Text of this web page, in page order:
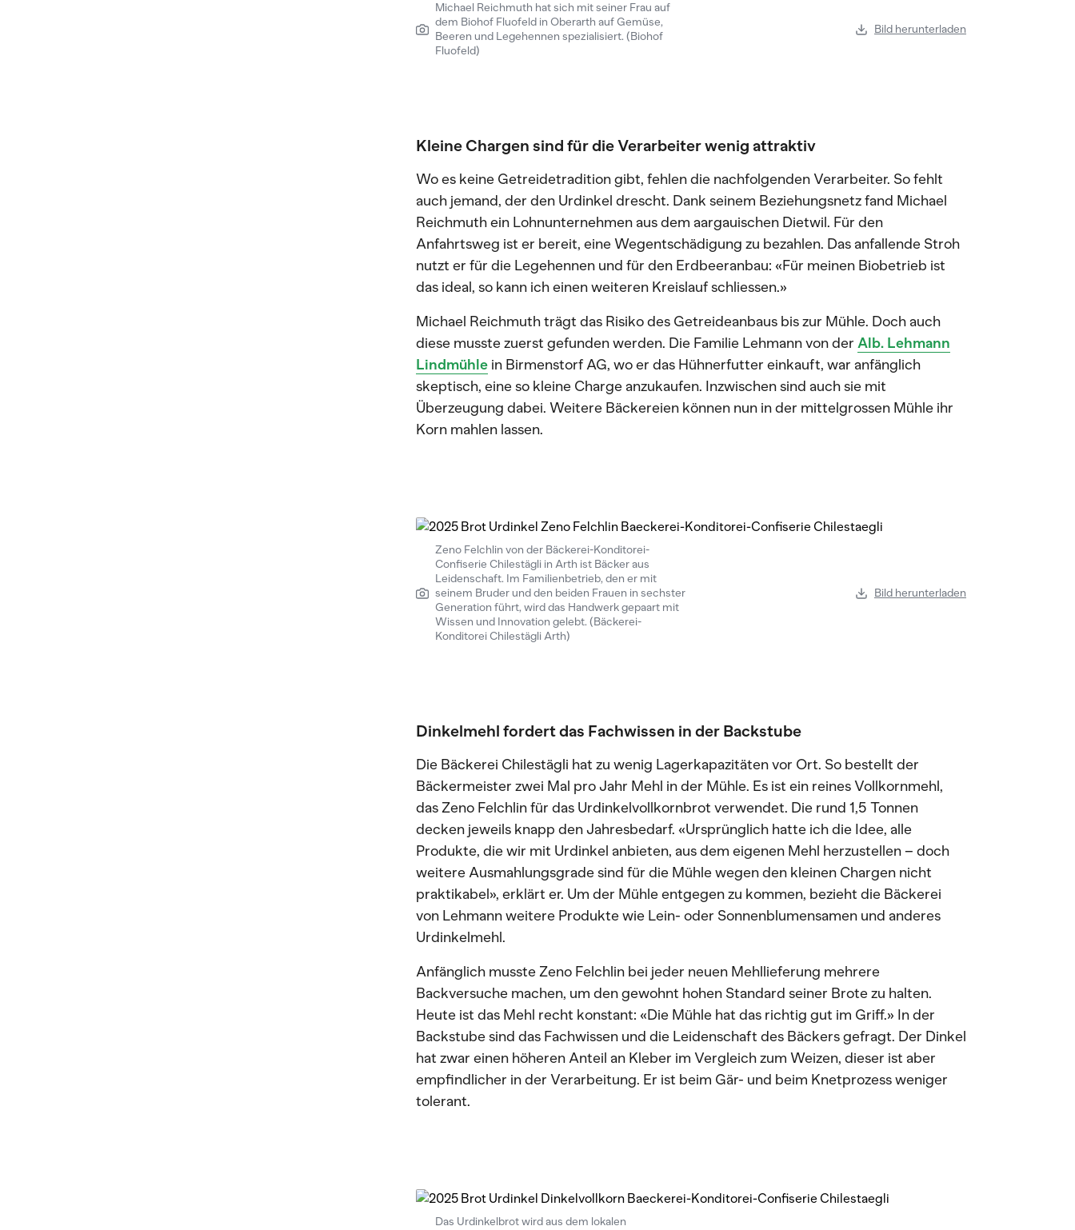
Michael Reichmuth hat sich mit seiner Frau auf
dem Biohof Fluofeld in Oberarth auf Gemüse,
Beeren und Legehennen spezialisiert. (Biohof
Fluofeld)
Bild herunterladen
Kleine Chargen sind für die Verarbeiter wenig attraktiv
Wo es keine Getreidetradition gibt, fehlen die nachfolgenden Verarbeiter. So fehlt
auch jemand, der den Urdinkel drescht. Dank seinem Beziehungsnetz fand Michael
Reichmuth ein Lohnunternehmen aus dem aargauischen Dietwil. Für den
Anfahrtsweg ist er bereit, eine Wegentschädigung zu bezahlen. Das anfallende Stroh
nutzt er für die Legehennen und für den Erdbeeranbau: «Für meinen Biobetrieb ist
das ideal, so kann ich einen weiteren Kreislauf schliessen.»
Michael Reichmuth trägt das Risiko des Getreideanbaus bis zur Mühle. Doch auch
diese musste zuerst gefunden werden. Die Familie Lehmann von der Alb. Lehmann
Lindmühle in Birmenstorf AG, wo er das Hühnerfutter einkauft, war anfänglich
skeptisch, eine so kleine Charge anzukaufen. Inzwischen sind auch sie mit
Überzeugung dabei. Weitere Bäckereien können nun in der mittelgrossen Mühle ihr
Korn mahlen lassen.
Zeno Felchlin von der Bäckerei-Konditorei-
Confiserie Chilestägli in Arth ist Bäcker aus
Leidenschaft. Im Familienbetrieb, den er mit
seinem Bruder und den beiden Frauen in sechster
Generation führt, wird das Handwerk gepaart mit
Wissen und Innovation gelebt. (Bäckerei-
Konditorei Chilestägli Arth)
Bild herunterladen
Dinkelmehl fordert das Fachwissen in der Backstube
Die Bäckerei Chilestägli hat zu wenig Lagerkapazitäten vor Ort. So bestellt der
Bäckermeister zwei Mal pro Jahr Mehl in der Mühle. Es ist ein reines Vollkornmehl,
das Zeno Felchlin für das Urdinkelvollkornbrot verwendet. Die rund 1,5 Tonnen
decken jeweils knapp den Jahresbedarf. «Ursprünglich hatte ich die Idee, alle
Produkte, die wir mit Urdinkel anbieten, aus dem eigenen Mehl herzustellen – doch
weitere Ausmahlungsgrade sind für die Mühle wegen den kleinen Chargen nicht
praktikabel», erklärt er. Um der Mühle entgegen zu kommen, bezieht die Bäckerei
von Lehmann weitere Produkte wie Lein- oder Sonnenblumensamen und anderes
Urdinkelmehl.
Anfänglich musste Zeno Felchlin bei jeder neuen Mehllieferung mehrere
Backversuche machen, um den gewohnt hohen Standard seiner Brote zu halten.
Heute ist das Mehl recht konstant: «Die Mühle hat das richtig gut im Griff.» In der
Backstube sind das Fachwissen und die Leidenschaft des Bäckers gefragt. Der Dinkel
hat zwar einen höheren Anteil an Kleber im Vergleich zum Weizen, dieser ist aber
empfindlicher in der Verarbeitung. Er ist beim Gär- und beim Knetprozess weniger
tolerant.
Das Urdinkelbrot wird aus dem lokalen